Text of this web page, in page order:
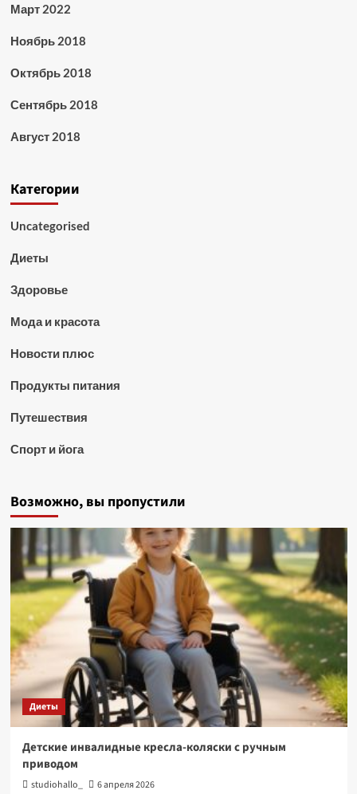
Март 2022
Ноябрь 2018
Октябрь 2018
Сентябрь 2018
Август 2018
Категории
Uncategorised
Диеты
Здоровье
Мода и красота
Новости плюс
Продукты питания
Путешествия
Спорт и йога
Возможно, вы пропустили
Диеты
Детские инвалидные кресла-коляски с ручным
приводом
studiohallo_ 6 апреля 2026